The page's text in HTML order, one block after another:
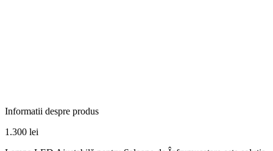
Informatii despre produs
1.300 lei